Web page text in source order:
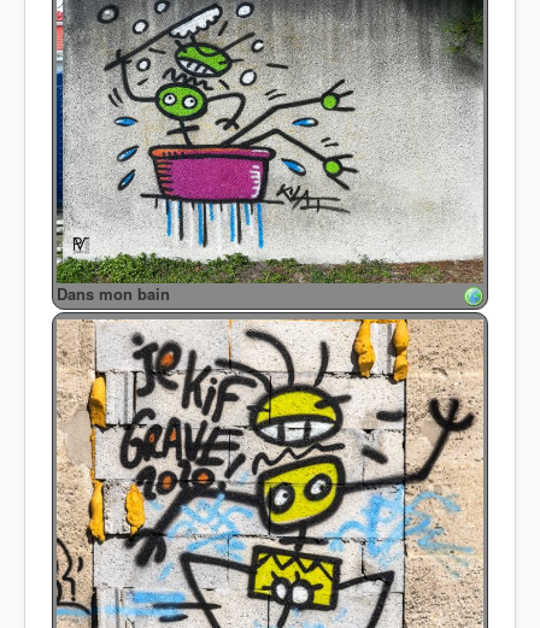
Dans mon bain